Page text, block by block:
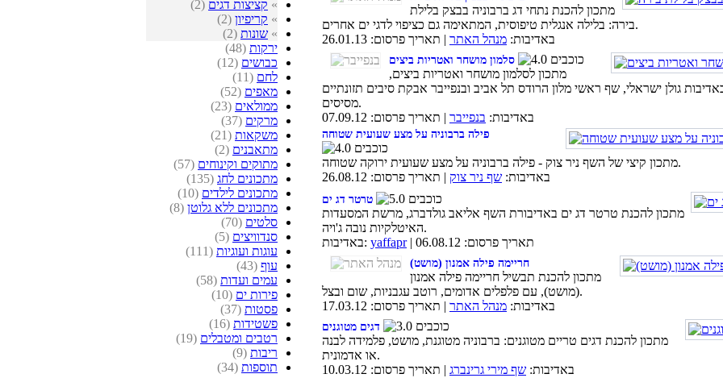
» קציצות דגים (2)
» קריפיון (2)
» שונות (2)
ירקות (48)
כבושים (12)
לחם (11)
מאפים (52)
ממולאים (23)
מרקים (37)
משקאות (21)
מתאבנים (2)
מתוקים וקינוחים (57)
מתכונים לחג (135)
מתכונים לילדים (10)
מתכונים ללא גלוטן (8)
סלטים (70)
סנדוויצים (5)
עוגות ועוגיות (111)
עוף (43)
עמים ועדות (58)
פירות ים (10)
פסטות (37)
פשטידות (16)
רטבים ומטבלים (19)
ריבות (9)
תוספות (34)
מתכון להכנת נתחי דג ברבוניה בבצק בלילת
בירה: בלילה אנגלית טיפוסית, המתאימה גם כציפוי לדגי ים אחרים.
באדיבות: מנהל האתר | תאריך פרסום: 26.01.13
סלמון מושחר ואטריות ביצים
מתכון לסלמון מושחר ואטריות ביצים,
גולן ישראלי, שף ראשי מלון הרודס תל אביב ובנפייבר אבקת סיבים תזונתיים
מסיסים.
באדיבות: בנפייבר | תאריך פרסום: 07.09.12
פילה ברבוניה על מצע שעועית שטוחה
מתכון קיצי של השף ניר צוק - פילה ברבוניה על מצע שעועית ירוקה שטוחה.
באדיבות: שף ניר צוק | תאריך פרסום: 26.08.12
טרטר דג ים
מתכון להכנת טרטר דג ים באדיבורת השף אליאב גולדברג, מרשת המסעדות
האיטלקיות נובה ג'ויה.
באדיבות: yaffapr | תאריך פרסום: 06.08.12
חריימה פילה אמנון (מושט)
מתכון להכנת תבשיל חריימה פילה אמנון
(מושט), עם פלפלים אדומים, רוטב עגבניות, שום ובצל.
באדיבות: מנהל האתר | תאריך פרסום: 17.03.12
דגים מטוגנים
מתכון להכנת דגים טריים מטוגנים: ברבוניה מטוגנת, מושט, פלמידה לבנה
או אדמונית.
באדיבות: שף מירי גרינברג | תאריך פרסום: 10.03.12